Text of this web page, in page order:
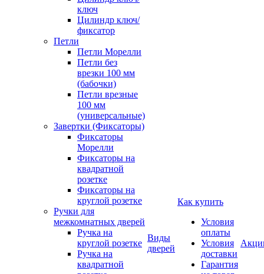
ключ
Цилиндр ключ/
фиксатор
Петли
Петли Морелли
Петли без
врезки 100 мм
(бабочки)
Петли врезные
100 мм
(универсальные)
Завертки (Фиксаторы)
Фиксаторы
Морелли
Фиксаторы на
квадратной
розетке
Фиксаторы на
круглой розетке
Ручки для
межкомнатных дверей
Ручка на
круглой розетке
Ручка на
квадратной
Виды
дверей
Как купить
Условия
оплаты
Условия
доставки
Гарантия